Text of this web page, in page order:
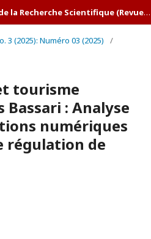
Revue Internationale de la Recherche Scientifique (Revue-IRS)
3 (2025): Numéro 03 (2025)
/
tourisme
Bassari : Analyse
numériques
régulation de